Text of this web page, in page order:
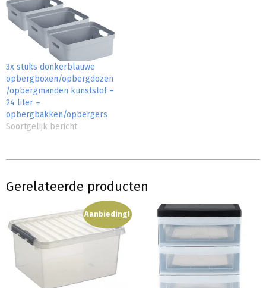
3x stuks donkerblauwe
opbergboxen/opbergdozen
/opbergmanden kunststof –
24 liter –
opbergbakken/opbergers
Soortgelijk bericht
Gerelateerde producten
Aanbieding!